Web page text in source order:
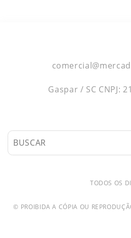
comercial@
Gaspar / SC CNPJ:
TODOS OS
© PROIBIDA A CÓPIA OU